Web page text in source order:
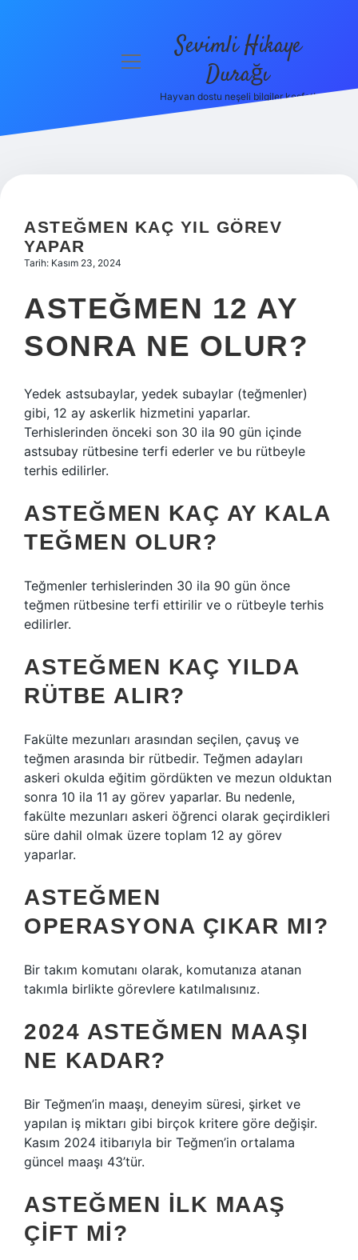
Hakkımızda
menüyü
Sevimli Hikaye
Durağı
Hayvan dostu neşeli bilgiler keşfet!
ASTEĞMEN KAÇ YIL GÖREV
YAPAR
Tarih: Kasım 23, 2024
ASTEĞMEN 12 AY
SONRA NE OLUR?
Yedek astsubaylar, yedek subaylar (teğmenler)
gibi, 12 ay askerlik hizmetini yaparlar.
Terhislerinden önceki son 30 ila 90 gün içinde
astsubay rütbesine terfi ederler ve bu rütbeyle
terhis edilirler.
ASTEĞMEN KAÇ AY KALA
TEĞMEN OLUR?
Teğmenler terhislerinden 30 ila 90 gün önce
teğmen rütbesine terfi ettirilir ve o rütbeyle terhis
edilirler.
ASTEĞMEN KAÇ YILDA
RÜTBE ALIR?
Fakülte mezunları arasından seçilen, çavuş ve
teğmen arasında bir rütbedir. Teğmen adayları
askeri okulda eğitim gördükten ve mezun olduktan
sonra 10 ila 11 ay görev yaparlar. Bu nedenle,
fakülte mezunları askeri öğrenci olarak geçirdikleri
süre dahil olmak üzere toplam 12 ay görev
yaparlar.
ASTEĞMEN
OPERASYONA ÇIKAR MI?
Bir takım komutanı olarak, komutanıza atanan
takımla birlikte görevlere katılmalısınız.
2024 ASTEĞMEN MAAŞI
NE KADAR?
Bir Teğmen’in maaşı, deneyim süresi, şirket ve
yapılan iş miktarı gibi birçok kritere göre değişir.
Kasım 2024 itibarıyla bir Teğmen’in ortalama
güncel maaşı 43’tür.
ASTEĞMEN ILK MAAŞ
ÇIFT MI?